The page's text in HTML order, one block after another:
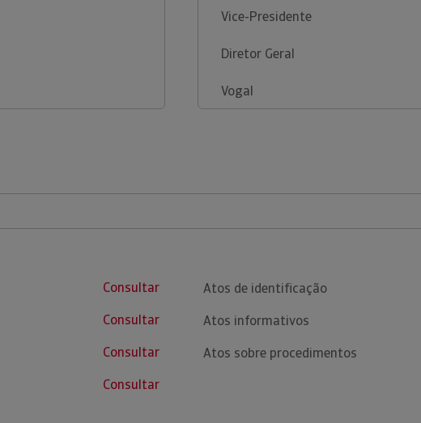
Vice-Presidente
Diretor Geral
Vogal
Consultar
Consultar
Consultar
Consultar
Atos de identificação
Atos informativos
Atos sobre procedimentos